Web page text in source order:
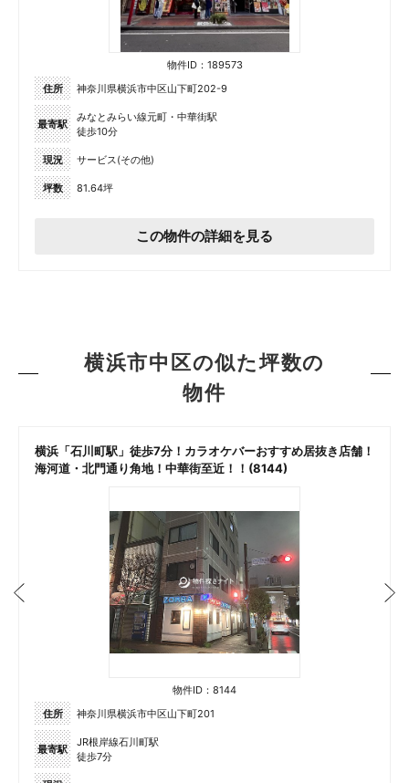
物件ID：189573
住所
神奈川県横浜市中区山下町202-9
最寄駅
みなとみらい線元町・中華街駅
徒歩10分
現況 サービス(その他)
坪数 81.64坪
この物件の詳細を見る
横浜市中区の似た坪数の
物件
横浜「石川町駅」徒歩7分！カラオケバーおすすめ居抜き店舗！
海河道・北門通り角地！中華街至近！！(8144)
物件ID：8144
住所
神奈川県横浜市中区山下町201
最寄駅
JR根岸線石川町駅
徒歩7分